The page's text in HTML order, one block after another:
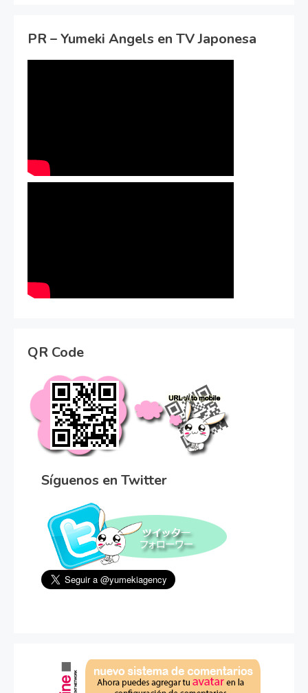
PR – Yumeki Angels en TV Japonesa
QR Code
Síguenos en Twitter